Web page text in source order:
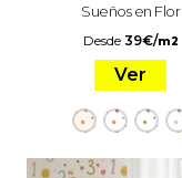
Sueños en Flor
Desde 39€/m2
Ver